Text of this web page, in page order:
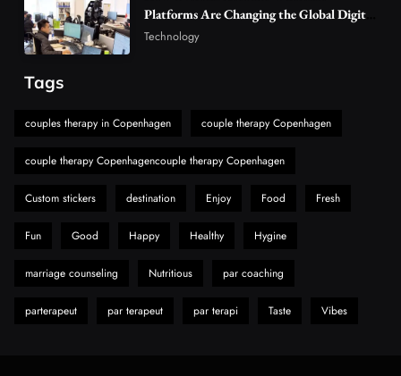
6
Hahanews: A Gateway for Readers to
Discover Important Global Stories
A Guide to Choosing MyoGlow: What You
Platforms Are Changing the Global Digital
Market
Technology
Tags
couples therapy in Copenhagen couple therapy Copenhagen
couple therapy Copenhagencouple therapy Copenhagen
Custom stickers destination Enjoy Food Fresh
Fun Good Happy Healthy Hygine
marriage counseling Nutritious par coaching
parterapeut par terapeut par terapi Taste Vibes